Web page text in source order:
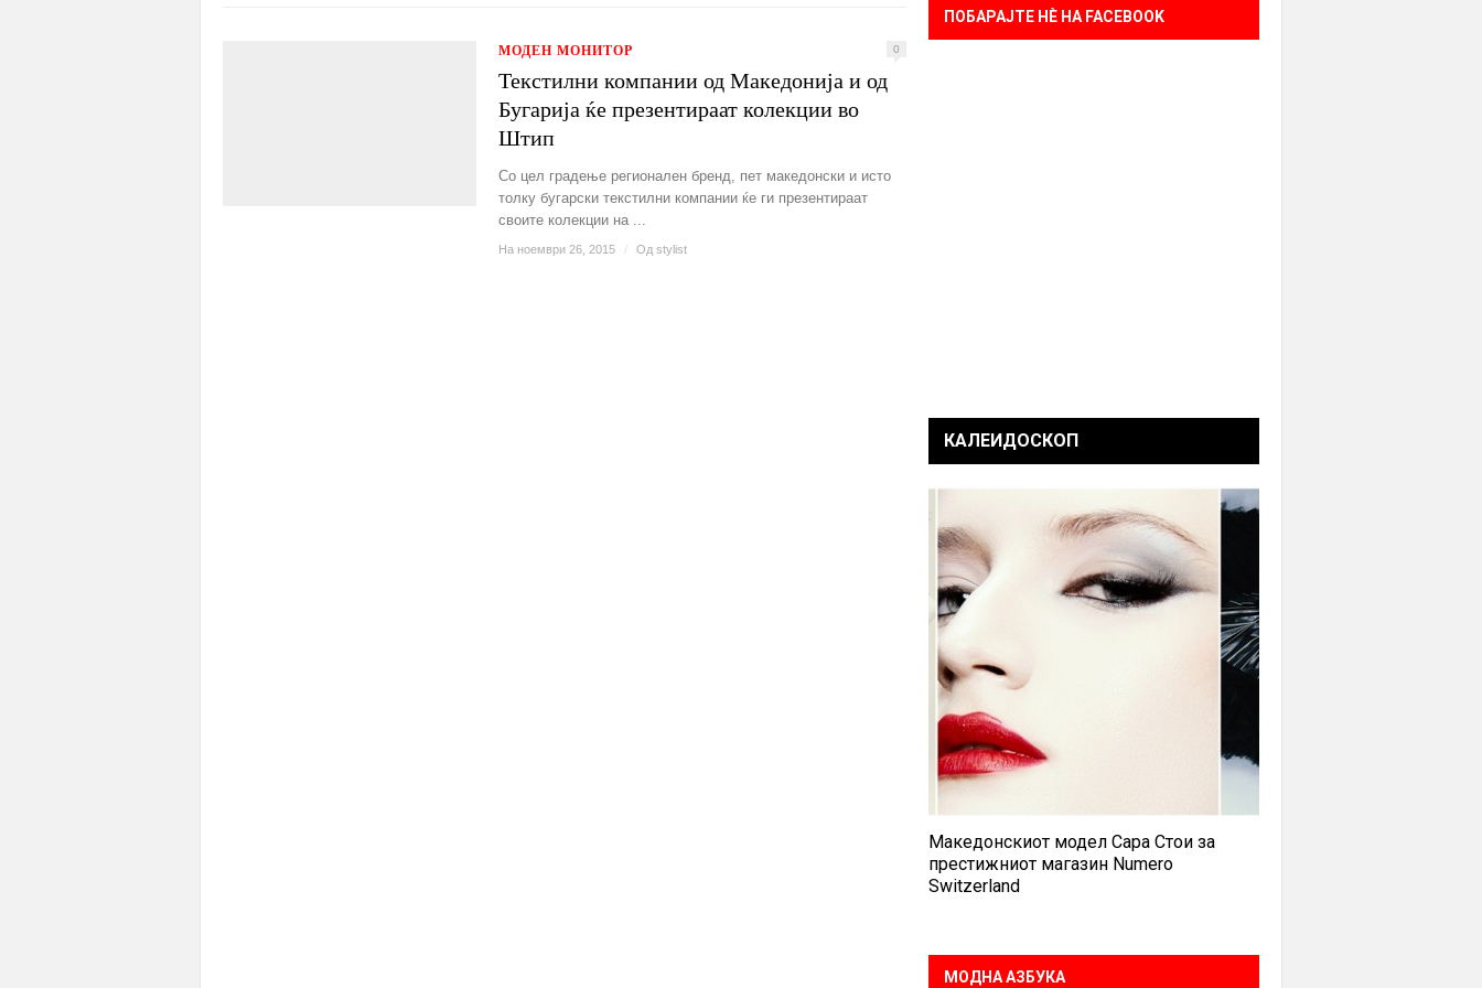
МОДЕН МОНИТОР 0
Текстилни компании од Македонија и од
Бугарија ќе презентираат колекции во
Штип
Со цел градење регионален бренд, пет македонски и исто
толку бугарски текстилни компании ќе ги презентираат
своите колекции на ...
На ноември 26, 2015 / Од stylist
ПОБАРАЈТЕ НÈ НА FACEBOOK
КАЛЕИДОСКОП
Македонскиот модел Сара Стои за
престижниот магазин Numero
Switzerland
МОДНА АЗБУКА